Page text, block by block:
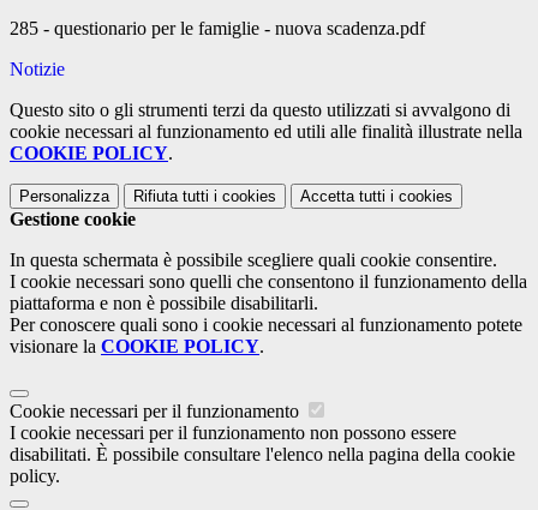
285 - questionario per le famiglie - nuova scadenza.pdf
Notizie
Questo sito o gli strumenti terzi da questo utilizzati si avvalgono di
cookie necessari al funzionamento ed utili alle finalità illustrate nella
COOKIE POLICY.
Personalizza Rifiuta tutti i cookies Accetta tutti i cookies
Gestione cookie
In questa schermata è possibile scegliere quali cookie consentire.
I cookie necessari sono quelli che consentono il funzionamento della
piattaforma e non è possibile disabilitarli.
Per conoscere quali sono i cookie necessari al funzionamento potete
visionare la COOKIE POLICY.
Cookie necessari per il funzionamento
I cookie necessari per il funzionamento non possono essere
disabilitati. È possibile consultare l'elenco nella pagina della cookie
policy.